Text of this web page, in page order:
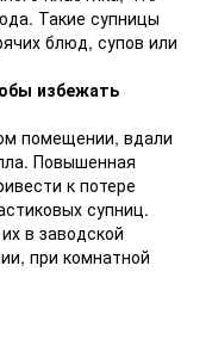
Такие супницы
блюд, супов или
избежать
помещении, вдали
Повышенная
к потере
супниц.
в заводской
при комнатной